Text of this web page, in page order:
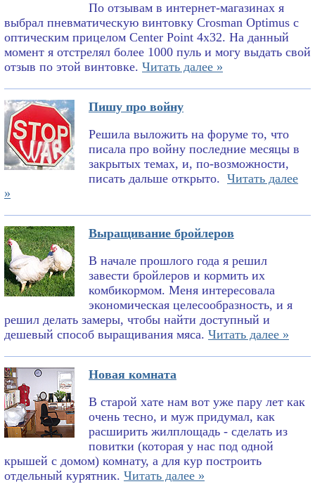
По отзывам в интернет-магазинах я
выбрал пневматическую винтовку Crosman Optimus с
оптическим прицелом Center Point 4x32. На данный
момент я отстрелял более 1000 пуль и могу выдать свой
отзыв по этой винтовке. Читать далее »
Пишу про войну
Решила выложить на форуме то, что
писала про войну последние месяцы в
закрытых темах, и, по-возможности,
писать дальше открыто. Читать далее
»
Выращивание бройлеров
В начале прошлого года я решил
завести бройлеров и кормить их
комбикормом. Меня интересовала
экономическая целесообразность, и я
решил делать замеры, чтобы найти доступный и
дешевый способ выращивания мяса. Читать далее »
Новая комната
В старой хате нам вот уже пару лет как
очень тесно, и муж придумал, как
расширить жилплощадь - сделать из
повитки (которая у нас под одной
крышей с домом) комнату, а для кур построить
отдельный курятник. Читать далее »